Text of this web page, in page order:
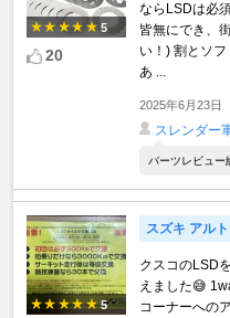
5
20
ならLSDは必
皆無にでき、
い！) 割とソ
あ ...
2025年6月23日
スレンダー
パーツレビュー
5
スズキ アル
クスコのLSD
えました😅
コーナーへの